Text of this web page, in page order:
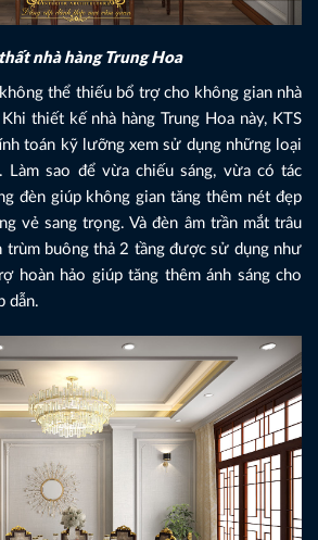
nhà hàng Trung Hoa
thể thiếu bổ trợ cho không gian nhà
thiết kế nhà hàng Trung Hoa này, KTS
toán kỹ lưỡng xem sử dụng những loại
Làm sao để vừa chiếu sáng, vừa có tác
đèn giúp không gian tăng thêm nét đẹp
vẻ sang trọng. Và đèn âm trần mắt trâu
trùm buông thả 2 tầng được sử dụng như
hoàn hảo giúp tăng thêm ánh sáng cho
dẫn.